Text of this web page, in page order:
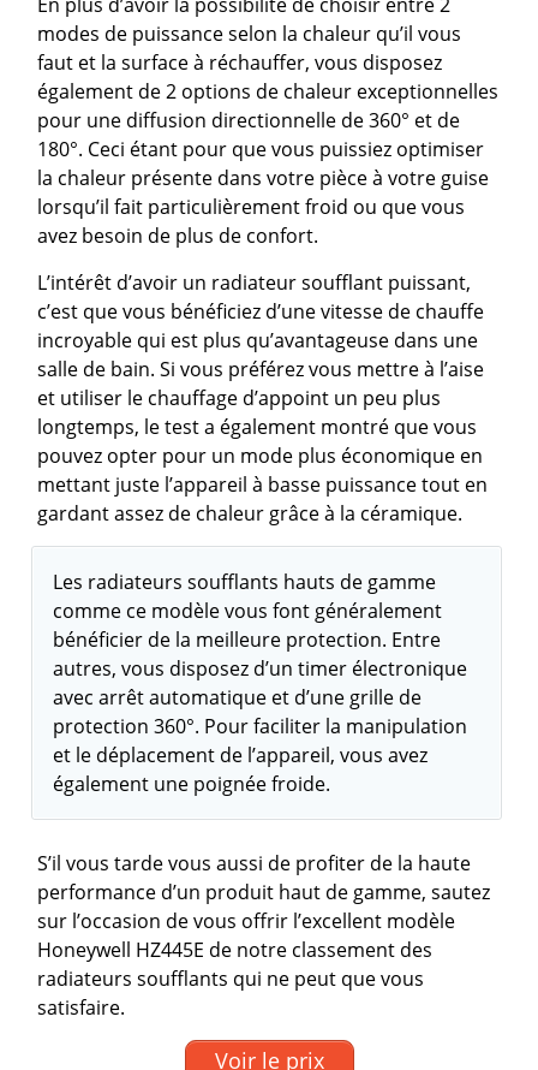
modes de puissance selon la chaleur qu’il vous
faut et la surface à réchauffer, vous disposez
également de 2 options de chaleur exceptionnelles
pour une diffusion directionnelle de 360° et de
180°. Ceci étant pour que vous puissiez optimiser
la chaleur présente dans votre pièce à votre guise
lorsqu’il fait particulièrement froid ou que vous
avez besoin de plus de confort.
L’intérêt d’avoir un radiateur soufflant puissant,
c’est que vous bénéficiez d’une vitesse de chauffe
incroyable qui est plus qu’avantageuse dans une
salle de bain. Si vous préférez vous mettre à l’aise
et utiliser le chauffage d’appoint un peu plus
longtemps, le test a également montré que vous
pouvez opter pour un mode plus économique en
mettant juste l’appareil à basse puissance tout en
gardant assez de chaleur grâce à la céramique.
Les radiateurs soufflants hauts de gamme
comme ce modèle vous font généralement
bénéficier de la meilleure protection. Entre
autres, vous disposez d’un timer électronique
avec arrêt automatique et d’une grille de
protection 360°. Pour faciliter la manipulation
et le déplacement de l’appareil, vous avez
également une poignée froide.
S’il vous tarde vous aussi de profiter de la haute
performance d’un produit haut de gamme, sautez
sur l’occasion de vous offrir l’excellent modèle
Honeywell HZ445E de notre classement des
radiateurs soufflants qui ne peut que vous
satisfaire.
Voir le prix